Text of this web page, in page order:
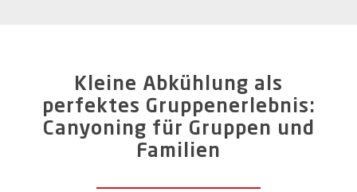
Kleine Abkühlung als
perfektes Gruppenerlebnis:
Canyoning für Gruppen und
Familien